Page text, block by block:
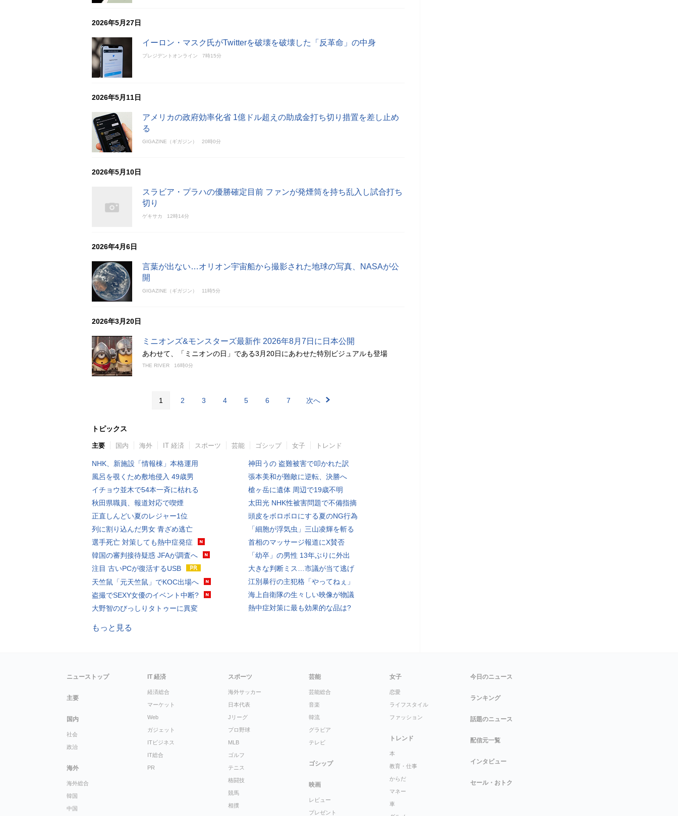
2026年5月27日
イーロン・マスク氏がTwitterを破壊を破壊した「反革命」の中身
プレジデントオンライン 7時15分
2026年5月11日
アメリカの政府効率化省 1億ドル超えの助成金打ち切り措置を差し止め
る
GIGAZINE（ギガジン） 20時0分
2026年5月10日
スラビア・プラハの優勝確定目前 ファンが発煙筒を持ち乱入し試合打ち
切り
ゲキサカ 12時14分
2026年4月6日
言葉が出ない…オリオン宇宙船から撮影された地球の写真、NASAが公
開
GIGAZINE（ギガジン） 11時5分
2026年3月20日
ミニオンズ&モンスターズ最新作 2026年8月7日に日本公開
あわせて、「ミニオンの日」である3月20日にあわせた特別ビジュアルも登場
THE RIVER 16時0分
1 2 3 4 5 6 7 次へ
トピックス
主要 国内 海外 IT 経済 スポーツ 芸能 ゴシップ 女子 トレンド
NHK、新施設「情報棟」本格運用
風呂を覗くため敷地侵入 49歳男
イチョウ並木で54本一斉に枯れる
秋田県職員、報道対応で喫煙
正直しんどい夏のレジャー1位
列に割り込んだ男女 青ざめ逃亡
選手死亡 対策しても熱中症発症
韓国の審判接待疑惑 JFAが調査へ
注目 古いPCが復活するUSB
天竺鼠「元天竺鼠」でKOC出場へ
盗撮でSEXY女優のイベント中断?
大野智のびっしりタトゥーに異変
神田うの 盗難被害で叩かれた訳
張本美和が難敵に逆転、決勝へ
槍ヶ岳に遺体 周辺で19歳不明
太田光 NHK性被害問題で不備指摘
頭皮をボロボロにする夏のNG行為
「細胞が浮気虫」三山凌輝を斬る
首相のマッサージ報道にX賛否
「幼卒」の男性 13年ぶりに外出
大きな判断ミス…市議が当て逃げ
江別暴行の主犯格「やってねぇ」
海上自衛隊の生々しい映像が物議
熱中症対策に最も効果的な品は?
もっと見る
ニューストップ
主要
国内
社会
政治
海外
海外総合
韓国
中国
IT 経済
経済総合
マーケット
Web
ガジェット
ITビジネス
IT総合
PR
スポーツ
海外サッカー
日本代表
Jリーグ
プロ野球
MLB
ゴルフ
テニス
格闘技
競馬
相撲
芸能
芸能総合
音楽
韓流
グラビア
テレビ
ゴシップ
映画
レビュー
プレゼント
女子
恋愛
ライフスタイル
ファッション
トレンド
本
教育・仕事
からだ
マネー
車
今日のニュース
ランキング
話題のニュース
配信元一覧
インタビュー
セール・おトク